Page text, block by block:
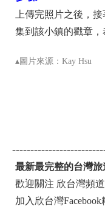
上傳完照片之後，
集到該小鎮的戳章，
▴圖片來源：Kay Hsu
最新最完整的台灣旅
歡迎關注 欣台灣頻道
加入欣台灣Facebook